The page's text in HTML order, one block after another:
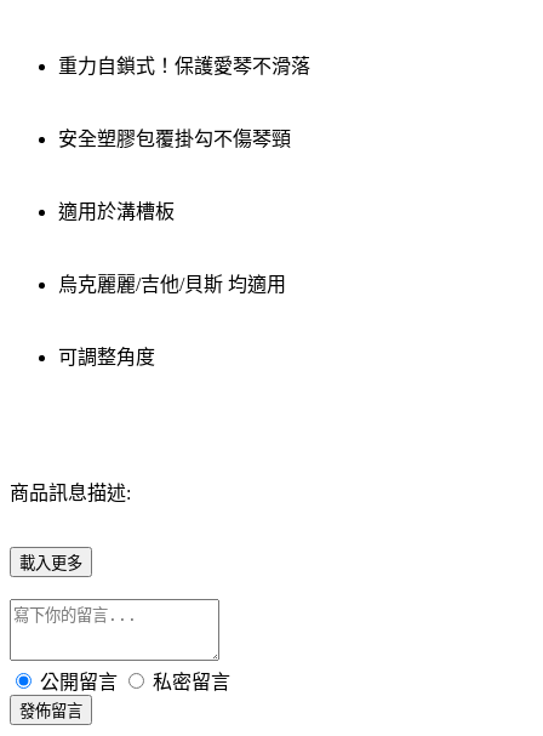
重力自鎖式！保護愛琴不滑落
安全塑膠包覆掛勾不傷琴頸
適用於溝槽板
烏克麗麗/吉他/貝斯 均適用
可調整角度
商品訊息描述:
載入更多
公開留言 私密留言
發佈留言